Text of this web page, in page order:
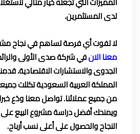
لدى المستثمرين.
لا تفوت أي فرصة تساهم في نجاح
معنا الانفي شركة صدى الأولى
الجدوى والاستشارات الاقتصادية،
المملكة العربية السعودية تكللت
من جميع عملائنا. تواصل معنا ودَع
ويمنحك أفضل دراسة مشروع البيع
النجاح والحصول على أعلى نسب أرباح.